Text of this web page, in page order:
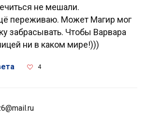
не мешали.
переживаю. Может Магир мог
забрасывать. Чтобы Варвара
ни в каком мире!)))
4